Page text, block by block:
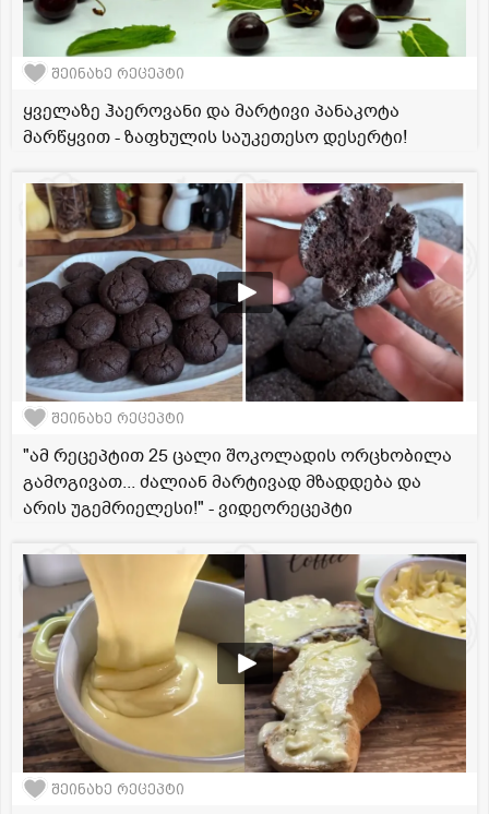
შეინახე რეცეპტი
ყველაზე ჰაეროვანი და მარტივი პანაკოტა
მარწყვით - ზაფხულის საუკეთესო დესერტი!
შეინახე რეცეპტი
"ამ რეცეპტით 25 ცალი შოკოლადის ორცხობილა
გამოგივათ... ძალიან მარტივად მზადდება და
არის უგემრიელესი!" - ვიდეორეცეპტი
შეინახე რეცეპტი